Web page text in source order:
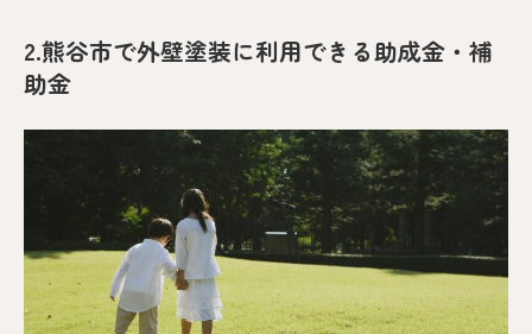
2.熊谷市で外壁塗装に利用できる助成金・補
助金